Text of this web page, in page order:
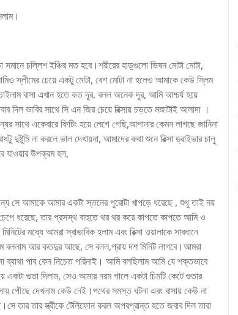
চল্লিশ ইঞ্চির মত হবে।শরীরের হাড়্গুলো ভিষন মোটা মোটা,
স্লীমের চেয়ে একটু মোটা, বেশ মোটা না হলেও আমাকে কেউ স্লিম
বাসা এখান হতে কত দূর, বলল অনেক দূর, আমি আশ্চর্য হয়ে
ভাবির সাথে সি এন জির চেয়ে রিক্সায় চড়তে মজাটাই আলাদা ।
একেবারে ফিটিং হয়ে লেগে গেছি,আপানার কেমন লাগছে জানিনা
না করলে ভাল দেখায়না, আমাদের কথা শুনে রিক্সা ড্রাইভার চালু
যাওয়ার উপক্রম হল,
সে আমাকে আমার একটা স্তনের পুরোটা খাপড়ে ধরেছে , শুধু তাই নয়
ধরেছে, তার প্রসস্থ বাহুতে থর থর করে কাপতে কাপতে আমি ও
মধ্যে আমরা স্বাভাবিক হলাম এবং রিক্সা ওয়ালাকে সাবধানে
বললাম আর কতদুর আছে, সে বলল,প্রায় দশ মিনিট লাগবে।আমরা
ব্যাথা পাব কেন নিচেত পরিনাই। আমি বলছিলাম আমি যে শক্তভাবে
একটা গুতা দিলাম, সেও আমার নরম গালে একটা চিমটি কেটে গুতার
পৌছে দেখলাম কেউ নেই।পথের সমস্ত ঘটনা এবং বাসায় কেউ না
তার তার স্ত্রীকে টেলিফোন করল অপরপ্রান্ত হতে জবাব দিল তারা